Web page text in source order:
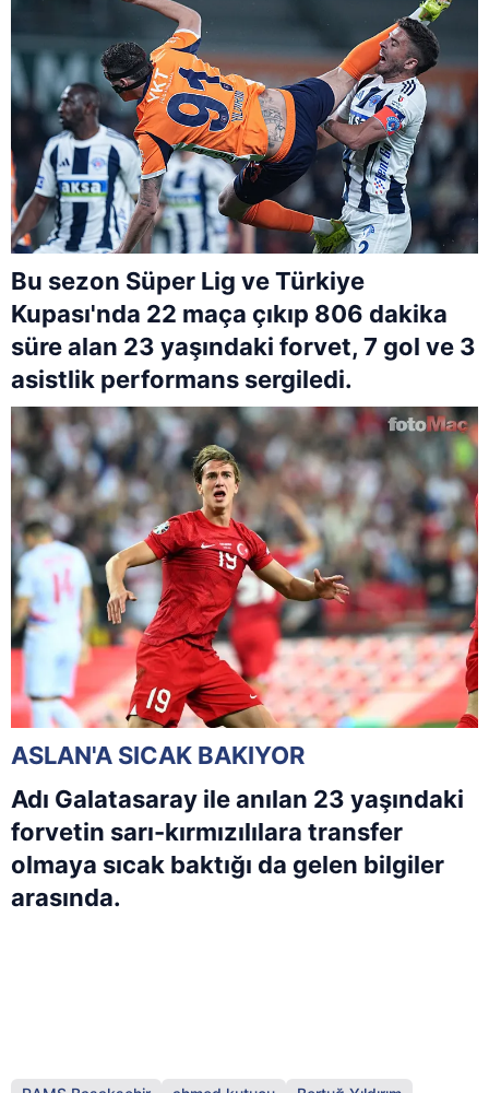
Bu sezon Süper Lig ve Türkiye
Kupası'nda 22 maça çıkıp 806 dakika
süre alan 23 yaşındaki forvet, 7 gol ve 3
asistlik performans sergiledi.
ASLAN'A SICAK BAKIYOR
Adı Galatasaray ile anılan 23 yaşındaki
forvetin sarı-kırmızılılara transfer
olmaya sıcak baktığı da gelen bilgiler
arasında.